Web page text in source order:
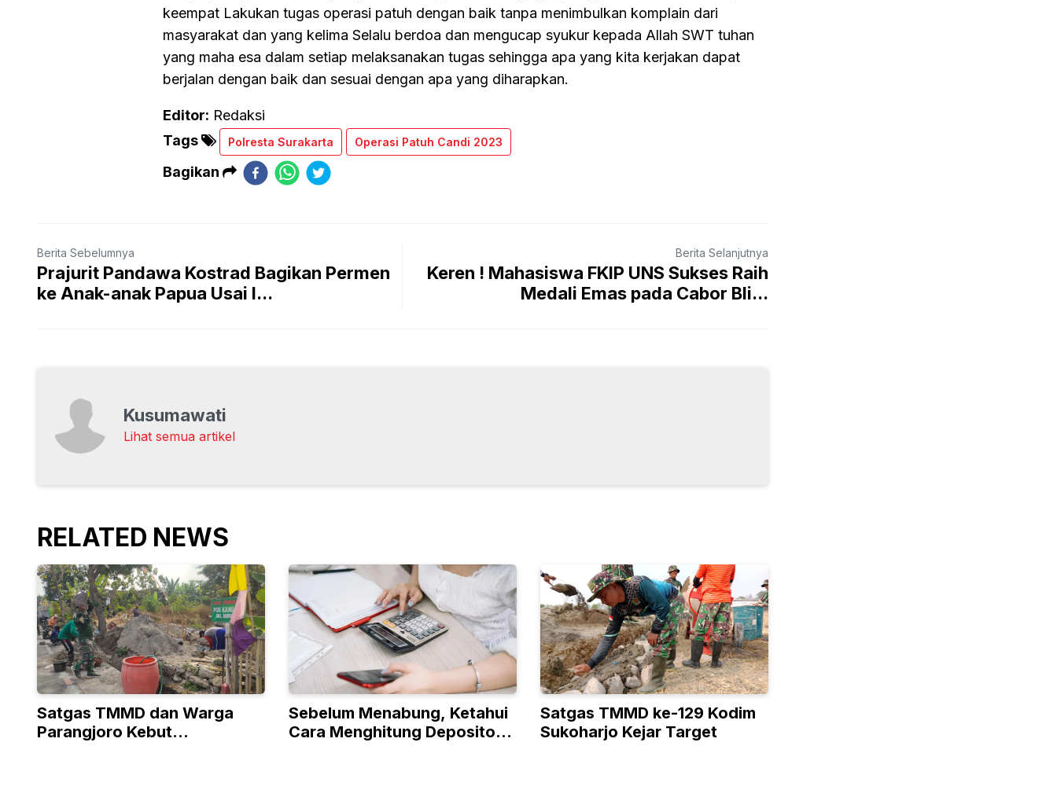
keempat Lakukan tugas operasi patuh dengan baik tanpa menimbulkan komplain dari
masyarakat dan yang kelima Selalu berdoa dan mengucap syukur kepada Allah SWT tuhan
yang maha esa dalam setiap melaksanakan tugas sehingga apa yang kita kerjakan dapat
berjalan dengan baik dan sesuai dengan apa yang diharapkan.
Editor: Redaksi
Tags
Polresta Surakarta Operasi Patuh Candi 2023
Bagikan
Berita Sebelumnya
Prajurit Pandawa Kostrad Bagikan Permen
ke Anak-anak Papua Usai I...
Berita Selanjutnya
Keren ! Mahasiswa FKIP UNS Sukses Raih
Medali Emas pada Cabor Bli...
Kusumawati
Lihat semua artikel
RELATED NEWS
Satgas TMMD dan Warga
Parangjoro Kebut
Sebelum Menabung, Ketahui
Cara Menghitung Deposito
Satgas TMMD ke-129 Kodim
Sukoharjo Kejar Target